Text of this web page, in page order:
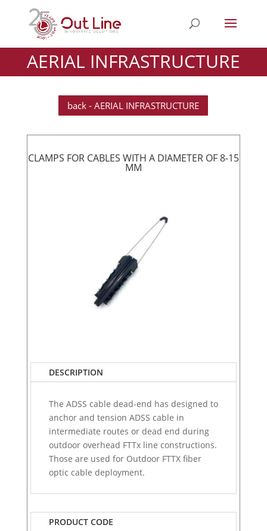
AERIAL INFRASTRUCTURE
back - AERIAL INFRASTRUCTURE
CLAMPS FOR CABLES WITH A DIAMETER OF 8-15
MM
DESCRIPTION
The ADSS cable dead-end has designed to
anchor and tension ADSS cable in
intermediate routes or dead end during
outdoor overhead FTTx line constructions.
Those are used for Outdoor FTTX fiber
optic cable deployment.
PRODUCT CODE